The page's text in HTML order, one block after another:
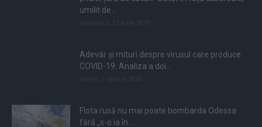
umilit de...
Adevăr și mituri despre virusul care produce
COVID-19. Analiza a doi...
Flota rusă nu mai poate bombarda Odessa
fără „s-o ia în...